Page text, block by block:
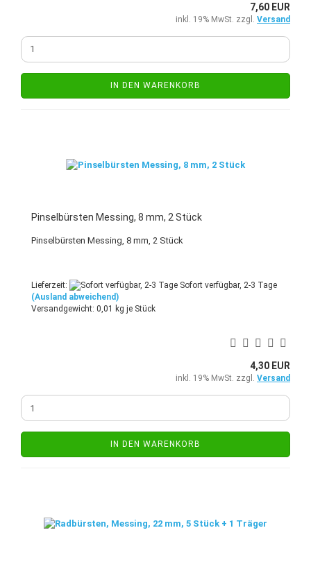
7,60 EUR
inkl. 19% MwSt. zzgl. Versand
IN DEN WARENKORB
Pinselbürsten Messing, 8 mm, 2 Stück
Pinselbürsten Messing, 8 mm, 2 Stück
Lieferzeit:
Sofort verfügbar, 2-3 Tage
(Ausland abweichend)
Versandgewicht: 0,01 kg je Stück
4,30 EUR
inkl. 19% MwSt. zzgl. Versand
IN DEN WARENKORB